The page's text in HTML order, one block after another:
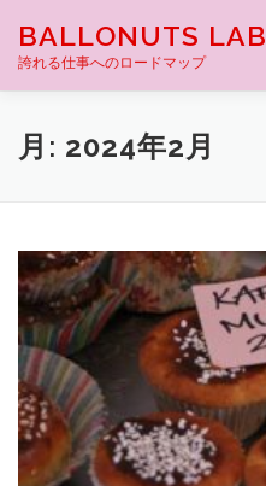
BALLONUTS LAB
誇れる仕事へのロードマップ
月: 2024年2月